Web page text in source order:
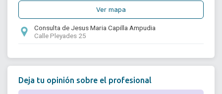
Ver mapa
Consulta de Jesus Maria Capilla Ampudia
Calle Pleyades 25
Deja tu opinión sobre el profesional